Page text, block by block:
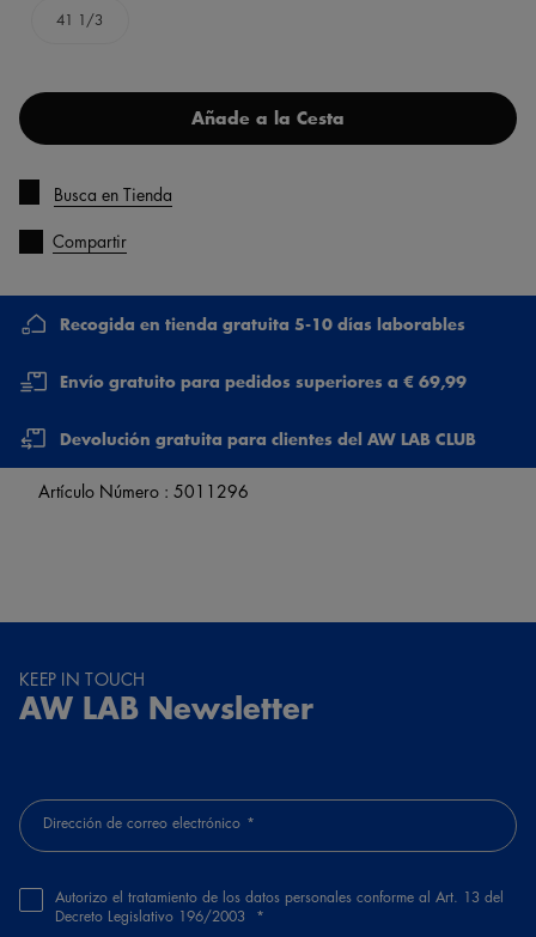
41 1/3
Añade a la Cesta
Busca en Tienda
Compartir
Recogida en tienda gratuita 5-10 días laborables
Envío gratuito para pedidos superiores a € 69,99
Devolución gratuita para clientes del AW LAB CLUB
Artículo Número : 5011296
KEEP IN TOUCH
AW LAB Newsletter
Dirección de correo electrónico
Autorizo el tratamiento de los datos personales conforme al Art. 13 del
Decreto Legislativo 196/2003